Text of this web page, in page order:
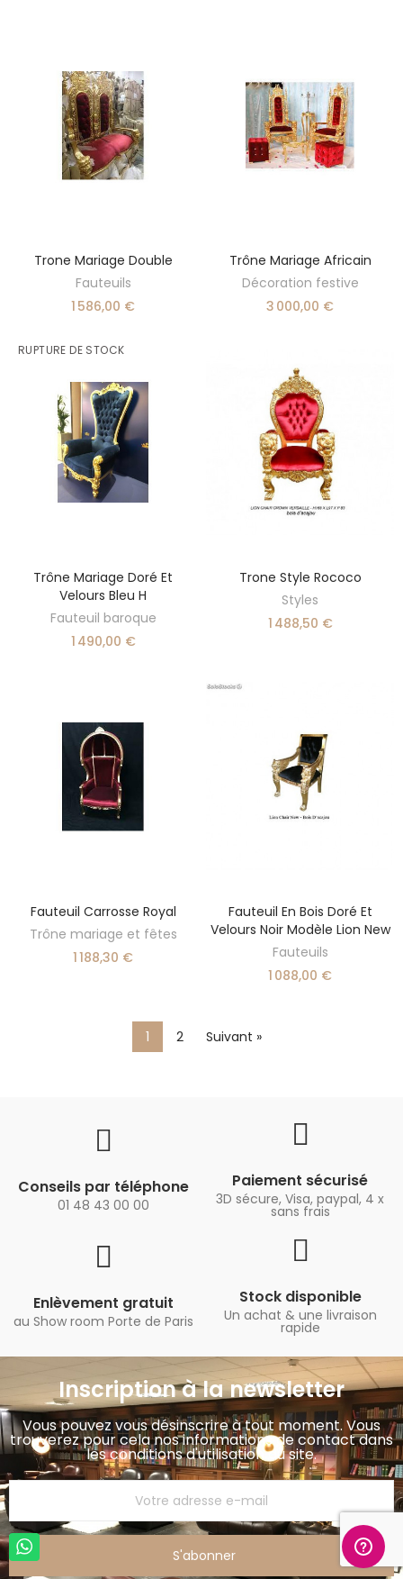
SÉLECTIONNER UNE OPTION
Trone Mariage Double
Fauteuils
1 586,00 €
AJOUTER AU PANIER
Trône Mariage Africain
Décoration festive
3 000,00 €
RUPTURE DE STOCK
DÉCOUVRIR
Trône Mariage Doré Et
Velours Bleu H
Fauteuil baroque
1 490,00 €
AJOUTER AU PANIER
Trone Style Rococo
Styles
1 488,50 €
AJOUTER AU PANIER
Fauteuil Carrosse Royal
Trône mariage et fêtes
1 188,30 €
AJOUTER AU PANIER
Fauteuil En Bois Doré Et
Velours Noir Modèle Lion New
Fauteuils
1 088,00 €
1 2 Suivant »
Conseils par téléphone
01 48 43 00 00
Paiement sécurisé
3D sécure, Visa, paypal, 4 x
sans frais
Enlèvement gratuit
au Show room Porte de Paris
Stock disponible
Un achat & une livraison
rapide
Inscription à la newsletter
Vous pouvez vous désinscrire à tout moment. Vous
trouverez pour cela nos informations de contact dans
les conditions d'utilisation du site.
S'abonner